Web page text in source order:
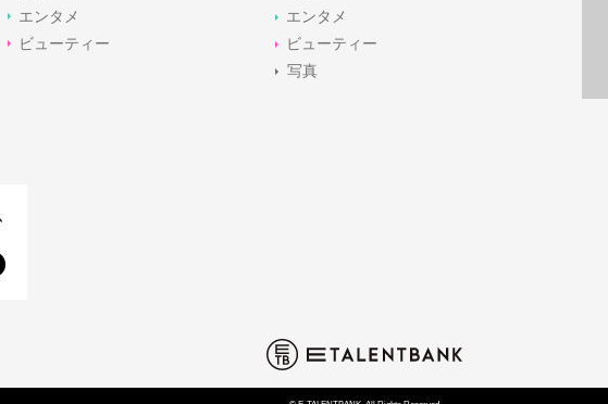
エンタメ
ビューティー
エンタメ
ビューティー
写真